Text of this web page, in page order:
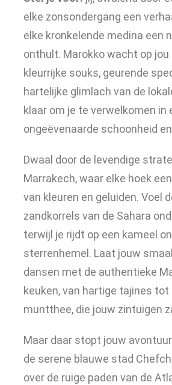
elke zonsondergang een
elke kronkelende medina een
onthult. Marokko wacht op jou
kleurrijke souks, geurende
hartelijke glimlach van de
klaar om je te verwelkomen in
ongeëvenaarde schoonheid
Dwaal door de levendige
Marrakech, waar elke hoek
van kleuren en geluiden. Voel
zandkorrels van de Sahara
terwijl je rijdt op een kameel
sterrenhemel. Laat jouw
dansen met de authentieke
keuken, van hartige tajines tot
muntthee, die jouw zintuigen
Maar daar stopt jouw
de serene blauwe stad
over de ruige paden van de